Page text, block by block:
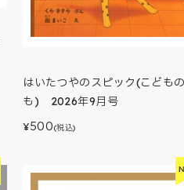
はいたつやのスピック(こども
も) 2026年9月号
¥500(税込)